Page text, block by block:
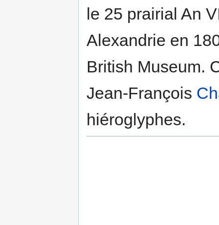
le 25 prairial An
Alexandrie en
British Museum.
Jean-François
hiéroglyphes.